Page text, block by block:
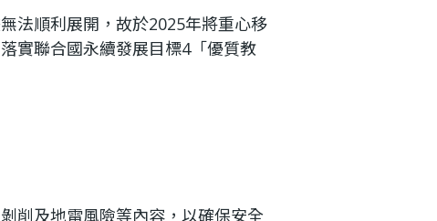
法順利展開，故於2025年將重心移
實聯合國永續發展目標4「優質教
削及地雷風險等內容，以確保安全